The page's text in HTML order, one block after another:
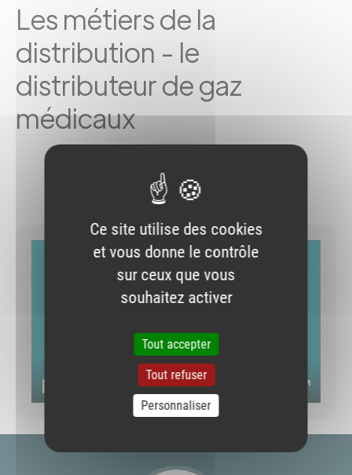
Les métiers de la
distribution - le
distributeur de gaz
médicaux
Imprimer
Envoyer par e-mail
Partager sur
Partager sur
03:28
Muet Paramètres
Ouvrir
Démarrer
Ce site utilise des cookies
et vous donne le contrôle
sur ceux que vous
souhaitez activer
Tout accepter
Tout refuser
Personnaliser